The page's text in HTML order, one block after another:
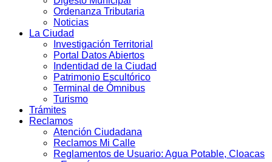
Ordenanza Tributaria
Noticias
La Ciudad
Investigación Territorial
Portal Datos Abiertos
Indentidad de la Ciudad
Patrimonio Escultórico
Terminal de Ómnibus
Turismo
Trámites
Reclamos
Atención Ciudadana
Reclamos Mi Calle
Reglamentos de Usuario: Agua Potable, Cloacas